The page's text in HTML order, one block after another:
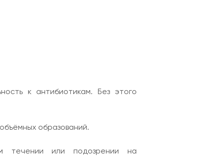
к антибиотикам. Без этого
образований.
течении или подозрении на